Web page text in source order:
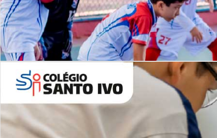
Desafios | Saiba mais